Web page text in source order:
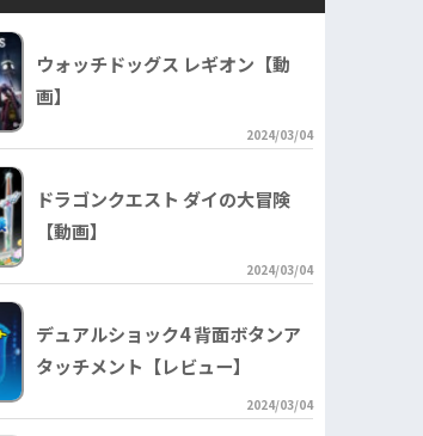
ウォッチドッグス レギオン【動
画】
2024/03/04
ドラゴンクエスト ダイの大冒険
【動画】
2024/03/04
デュアルショック4 背面ボタンア
タッチメント【レビュー】
2024/03/04